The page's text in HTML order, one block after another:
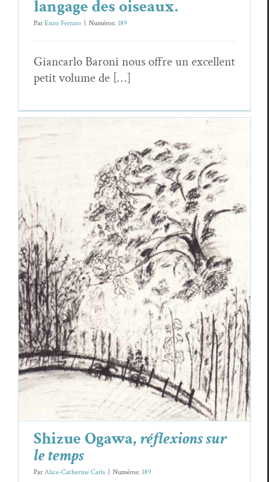
langage des oiseaux.
ParEnzo Ferraro | Numéros: 189
Gian­car­lo Baroni nous offre un excel­lent
petit vol­ume de […]
Shizue Ogawa,réflexions sur le temps
Essais & Chroniques Shizue Ogawa
Shizue Ogawa,réflexions sur
le temps
ParAlice-Catherine Carls Numéros: 189